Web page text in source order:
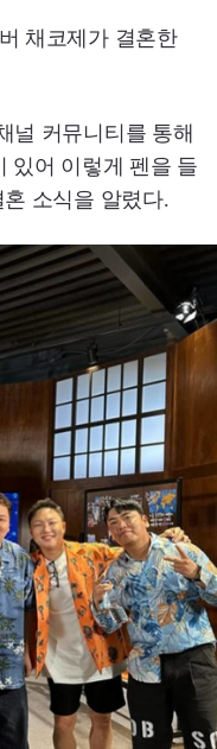
채코제가 결혼한
널 커뮤니티를 통해
있어 이렇게 펜을 들
혼 소식을 알렸다.